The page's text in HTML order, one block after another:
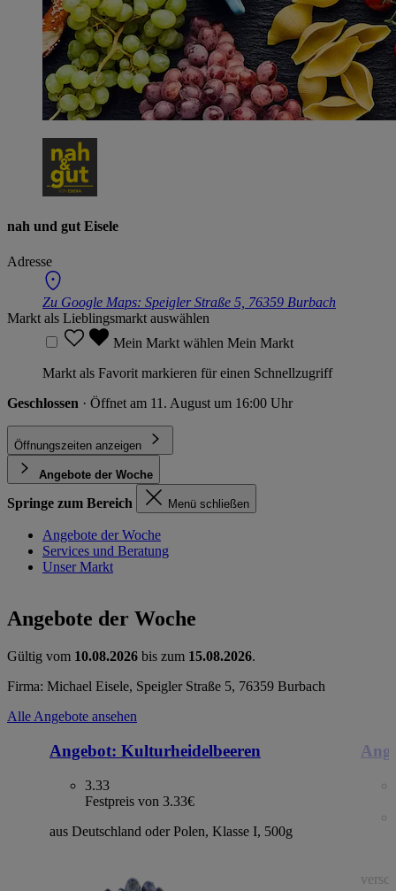
nah und gut Eisele
Adresse
Zu Google Maps: Speigler Straße 5, 76359 Burbach
Markt als Lieblingsmarkt auswählen
Mein Markt wählen Mein Markt
Markt als Favorit markieren für einen Schnellzugriff
Geschlossen · Öffnet am 11. August um 16:00 Uhr
Öffnungszeiten anzeigen
Angebote der Woche
Springe zum Bereich Menü schließen
Angebote der Woche
Services und Beratung
Unser Markt
Angebote der Woche
Gültig vom 10.08.2026 bis zum 15.08.2026.
Firma: Michael Eisele, Speigler Straße 5, 76359 Burbach
Alle Angebote ansehen
Angebot: Kulturheidelbeeren
3.33
Festpreis von 3.33€
aus Deutschland oder Polen, Klasse I, 500g